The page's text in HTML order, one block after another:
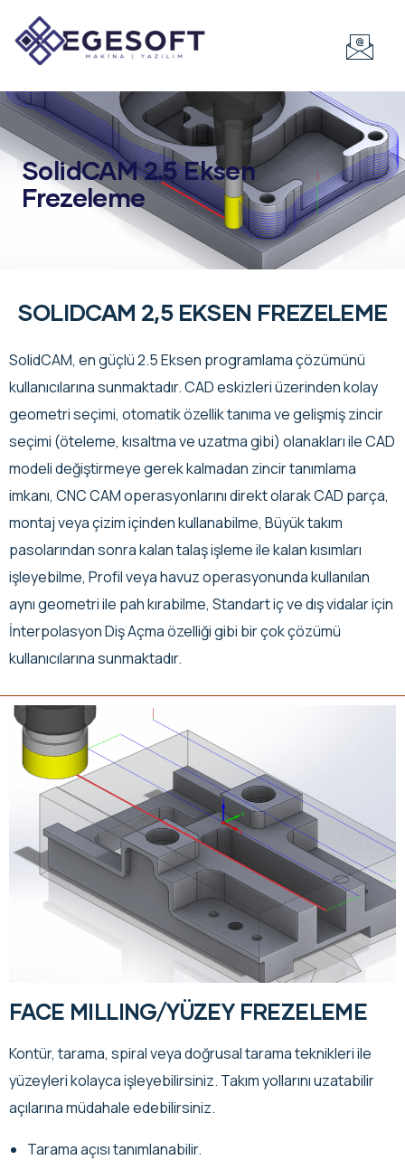
SolidCAM 2.5 Eksen
Frezeleme
SOLIDCAM 2,5 EKSEN FREZELEME
SolidCAM, en güçlü 2.5 Eksen programlama çözümünü
kullanıcılarına sunmaktadır. CAD eskizleri üzerinden kolay
geometri seçimi, otomatik özellik tanıma ve gelişmiş zincir
seçimi (öteleme, kısaltma ve uzatma gibi) olanakları ile CAD
modeli değiştirmeye gerek kalmadan zincir tanımlama
imkanı, CNC CAM operasyonlarını direkt olarak CAD parça,
montaj veya çizim içinden kullanabilme, Büyük takım
pasolarından sonra kalan talaş işleme ile kalan kısımları
işleyebilme, Profil veya havuz operasyonunda kullanılan
aynı geometri ile pah kırabilme, Standart iç ve dış vidalar için
İnterpolasyon Diş Açma özelliği gibi bir çok çözümü
kullanıcılarına sunmaktadır.
FACE MILLING/YÜZEY FREZELEME
Kontür, tarama, spiral veya doğrusal tarama teknikleri ile
yüzeyleri kolayca işleyebilirsiniz. Takım yollarını uzatabilir
açılarına müdahale edebilirsiniz.
Tarama açısı tanımlanabilir.